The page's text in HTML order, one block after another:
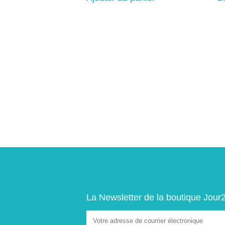
La Newsletter de la boutique